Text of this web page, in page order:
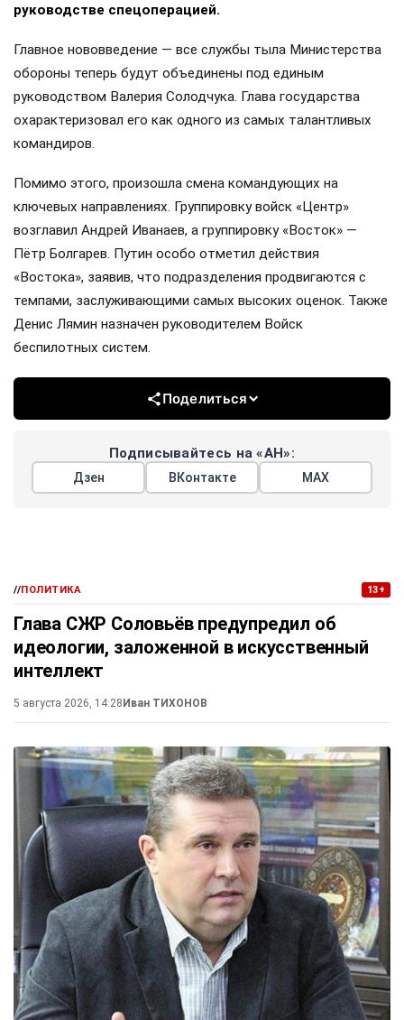
руководстве спецоперацией.
Главное нововведение — все службы тыла Министерства
обороны теперь будут объединены под единым
руководством Валерия Солодчука. Глава государства
охарактеризовал его как одного из самых талантливых
командиров.
Помимо этого, произошла смена командующих на
ключевых направлениях. Группировку войск «Центр»
возглавил Андрей Иванаев, а группировку «Восток» —
Пётр Болгарев. Путин особо отметил действия
«Востока», заявив, что подразделения продвигаются с
темпами, заслуживающими самых высоких оценок. Также
Денис Лямин назначен руководителем Войск
беспилотных систем.
Поделиться
Подписывайтесь на «АН»:
Дзен ВКонтакте МАХ
//ПОЛИТИКА 13+
Глава СЖР Соловьёв предупредил об
идеологии, заложенной в искусственный
интеллект
5 августа 2026, 14:28 Иван ТИХОНОВ